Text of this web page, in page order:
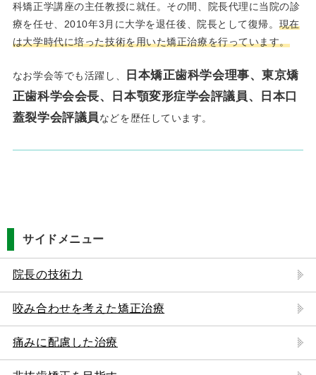
科矯正学講座の主任教授に就任。その間、院長代理に当院の診
療を任せ、2010年3月に大学を退任後、院長として復帰。 現在
は大学時代に培った技術を用いた矯正治療を行っています。
なお学会等でも活躍し、
日本矯正歯科学会理事、東京矯
正歯科学会会長、日本顎変形症学会評議員、日本口
蓋裂学会評議員などを歴任しています。
サイドメニュー
院長の技術力
咬み合わせを考えた矯正治療
痛みに配慮した治療